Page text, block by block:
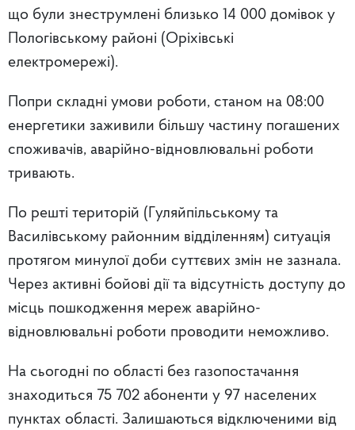
що були знеструмлені близько 14 000 домівок у
Пологівському районі (Оріхівські
електромережі).
Попри складні умови роботи, станом на 08:00
енергетики заживили більшу частину погашених
споживачів, аварійно-відновлювальні роботи
тривають.
По решті територій (Гуляйпільському та
Василівському районним відділенням) ситуація
протягом минулої доби суттєвих змін не зазнала.
Через активні бойові дії та відсутність доступу до
місць пошкодження мереж аварійно-
відновлювальні роботи проводити неможливо.
На сьогодні по області без газопостачання
знаходиться 75 702 абоненти у 97 населених
пунктах області. Залишаються відключеними від